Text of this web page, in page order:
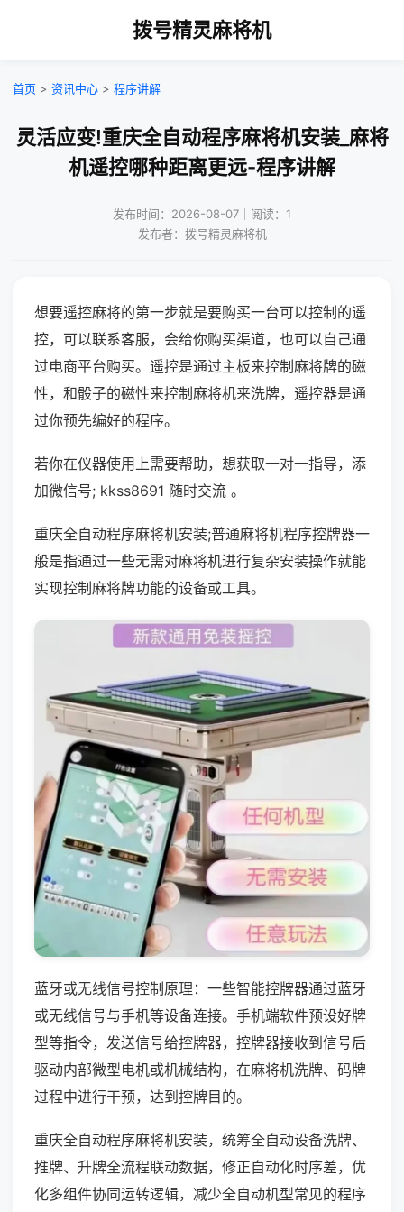
拨号精灵麻将机
首页 > 资讯中心 > 程序讲解
灵活应变!重庆全自动程序麻将机安装_麻将
机遥控哪种距离更远-程序讲解
发布时间：2026-08-07｜阅读：1
发布者：拨号精灵麻将机
想要遥控麻将的第一步就是要购买一台可以控制的遥
控，可以联系客服，会给你购买渠道，也可以自己通
过电商平台购买。遥控是通过主板来控制麻将牌的磁
性，和骰子的磁性来控制麻将机来洗牌，遥控器是通
过你预先编好的程序。
若你在仪器使用上需要帮助，想获取一对一指导，添
加微信号; kkss8691 随时交流 。
重庆全自动程序麻将机安装;普通麻将机程序控牌器一
般是指通过一些无需对麻将机进行复杂安装操作就能
实现控制麻将牌功能的设备或工具。
蓝牙或无线信号控制原理：一些智能控牌器通过蓝牙
或无线信号与手机等设备连接。手机端软件预设好牌
型等指令，发送信号给控牌器，控牌器接收到信号后
驱动内部微型电机或机械结构，在麻将机洗牌、码牌
过程中进行干预，达到控牌目的。
重庆全自动程序麻将机安装，统筹全自动设备洗牌、
推牌、升牌全流程联动数据，修正自动化时序差，优
化多组件协同运转逻辑，减少全自动机型常见的程序